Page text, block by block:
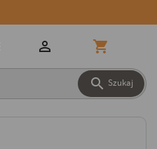
 Szukaj
 